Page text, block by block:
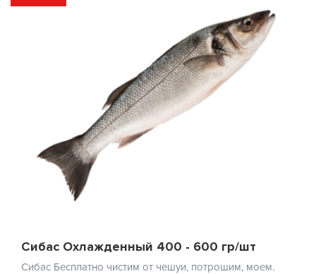
Сибас Охлажденный 400 - 600 гр/шт
Сибас Бесплатно чистим от чешуи, потрошим, моем.